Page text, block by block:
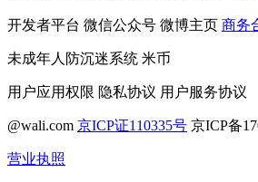
开发者平台 微信公众号 微博主页 商务
未成年人防沉迷系统 米币
用户应用权限 隐私协议 用户服务协议
@wali.com 京ICP证110335号 京ICP备
营业执照